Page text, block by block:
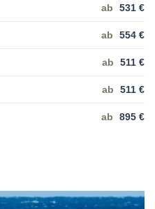
ab 531 €
ab 554 €
ab 511 €
ab 511 €
ab 895 €